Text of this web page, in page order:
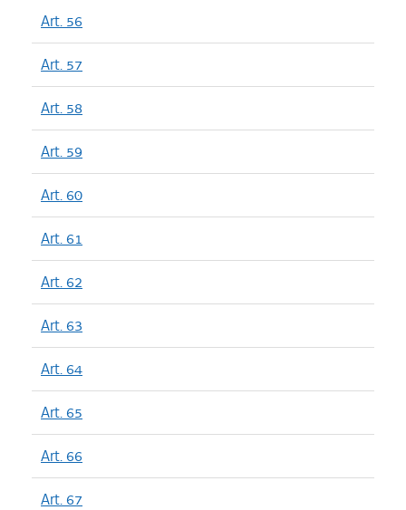
Art. 56
Art. 57
Art. 58
Art. 59
Art. 60
Art. 61
Art. 62
Art. 63
Art. 64
Art. 65
Art. 66
Art. 67